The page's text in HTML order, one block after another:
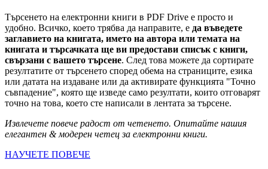
Търсенето на електронни книги в PDF Drive е просто и
удобно. Всичко, което трябва да направите, е да въведете
заглавието на книгата, името на автора или темата на
книгата и търсачката ще ви предостави списък с книги,
свързани с вашето търсене. След това можете да сортирате
резултатите от търсенето според обема на страниците, езика
или датата на издаване или да активирате функцията "Точно
съвпадение", която ще изведе само резултати, които отговарят
точно на това, което сте написали в лентата за търсене.
Извлечете повече радост от четенето. Опитайте нашия
елегантен & модерен четец за електронни книги.
НАУЧЕТЕ ПОВЕЧЕ